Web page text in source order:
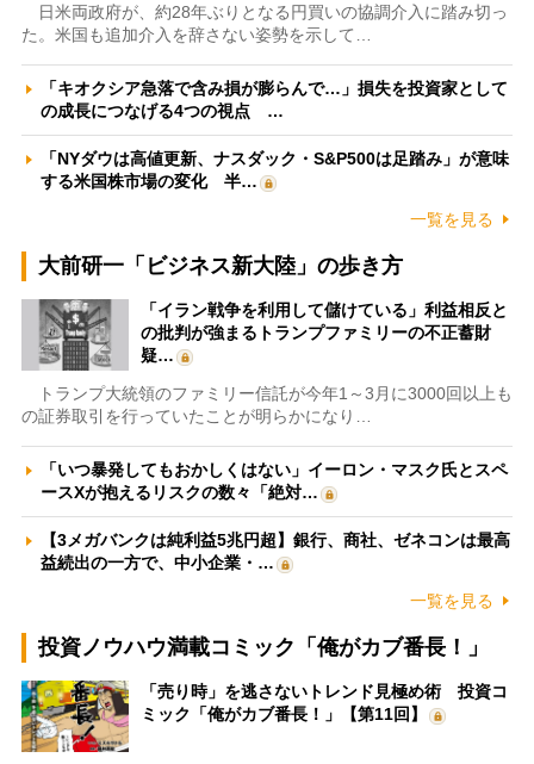
日米両政府が、約28年ぶりとなる円買いの協調介入に踏み切っ
た。米国も追加介入を辞さない姿勢を示して…
「キオクシア急落で含み損が膨らんで…」損失を投資家として
の成長につなげる4つの視点 …
「NYダウは高値更新、ナスダック・S&P500は足踏み」が意味
する米国株市場の変化 半…
一覧を見る
大前研一「ビジネス新大陸」の歩き方
「イラン戦争を利用して儲けている」利益相反と
の批判が強まるトランプファミリーの不正蓄財
疑…
トランプ大統領のファミリー信託が今年1～3月に3000回以上も
の証券取引を行っていたことが明らかになり…
「いつ暴発してもおかしくはない」イーロン・マスク氏とスペ
ースXが抱えるリスクの数々「絶対…
【3メガバンクは純利益5兆円超】銀行、商社、ゼネコンは最高
益続出の一方で、中小企業・…
一覧を見る
投資ノウハウ満載コミック「俺がカブ番長！」
「売り時」を逃さないトレンド見極め術 投資コ
ミック「俺がカブ番長！」【第11回】